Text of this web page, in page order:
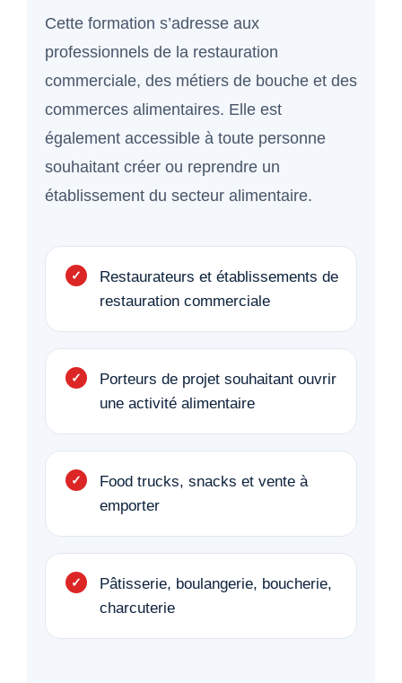
Cette formation s’adresse aux
professionnels de la restauration
commerciale, des métiers de bouche et des
commerces alimentaires. Elle est
également accessible à toute personne
souhaitant créer ou reprendre un
établissement du secteur alimentaire.
Restaurateurs et établissements de
restauration commerciale
Porteurs de projet souhaitant ouvrir
une activité alimentaire
Food trucks, snacks et vente à
emporter
Pâtisserie, boulangerie, boucherie,
charcuterie